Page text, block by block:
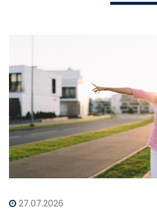
27.07.2026